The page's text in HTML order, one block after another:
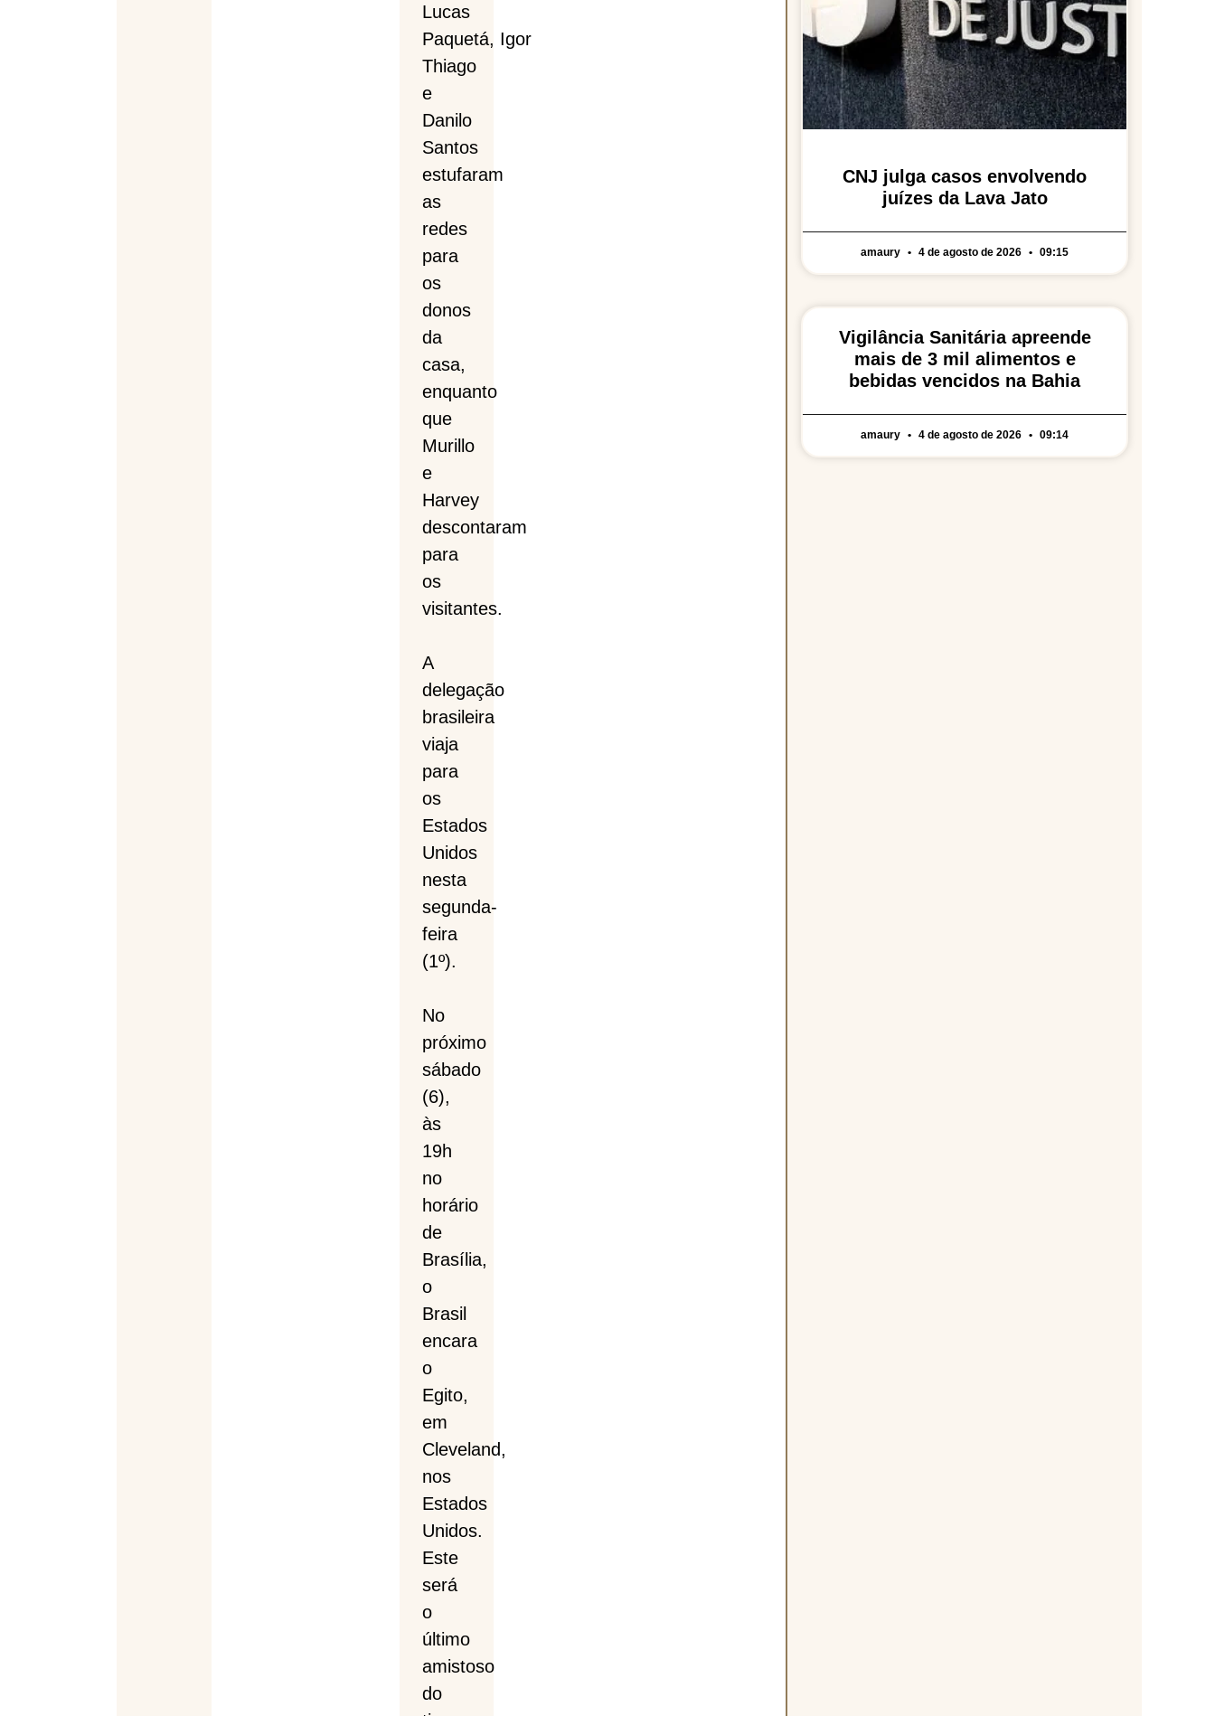
Lucas
Paquetá, Igor
Thiago
e
Danilo
Santos
estufaram
as
redes
para
os
donos
da
casa,
enquanto
que
Murillo
e
Harvey
descontaram
para
os
visitantes.
A
delegação
brasileira
viaja
para
os
Estados
Unidos
nesta
segunda-
feira
(1º).
No
próximo
sábado
(6),
às
19h
no
horário
de
Brasília,
o
Brasil
encara
o
Egito,
em
Cleveland,
nos
Estados
Unidos.
Este
será
o
último
amistoso
do
CNJ julga casos envolvendo
juízes da Lava Jato
amaury 4 de agosto de 2026 09:15
Vigilância Sanitária apreende
mais de 3 mil alimentos e
bebidas vencidos na Bahia
amaury 4 de agosto de 2026 09:14